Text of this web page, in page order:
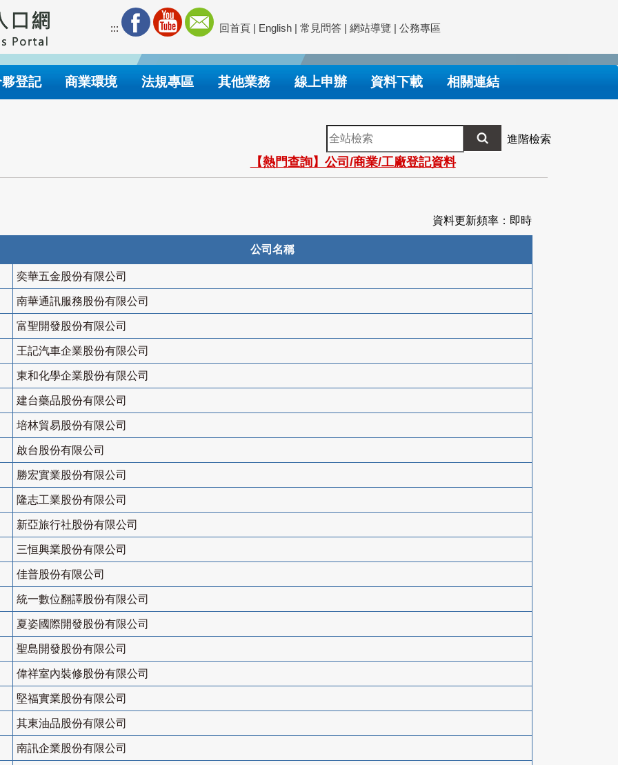
::: 回首頁 | English | 常見問答 | 網站導覽 | 公務專區
登記 商業環境 法規專區 其他業務 線上申辦 資料下載 相關連結
全
站
檢
索
進階檢索
【熱門查詢】公司/商業/工廠登記資料
資料更新頻率：即時
公司名稱
奕華五金股份有限公司
南華通訊服務股份有限公司
富聖開發股份有限公司
王記汽車企業股份有限公司
東和化學企業股份有限公司
建台藥品股份有限公司
培林貿易股份有限公司
啟台股份有限公司
勝宏實業股份有限公司
隆志工業股份有限公司
新亞旅行社股份有限公司
三恒興業股份有限公司
佳普股份有限公司
統一數位翻譯股份有限公司
夏姿國際開發股份有限公司
聖島開發股份有限公司
偉祥室內裝修股份有限公司
堅福實業股份有限公司
其東油品股份有限公司
南訊企業股份有限公司